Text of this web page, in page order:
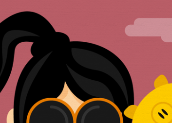
feministki były w najlepszym
– nie chciały bowiem mieszać praw
wygłosiła na ten temat nawet
I a Woman?” („Czy nie jestem kobietą?”).
patrzę na wizję „rządów kobiet”,
Współcześnie zaś – i bliżej domu: to
aborcji w Polsce, nie zaś mężczyzna.
do głosowania kobiety mają